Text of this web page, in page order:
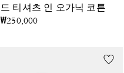
드 티셔츠 인 오가닉 코튼
₩250,000